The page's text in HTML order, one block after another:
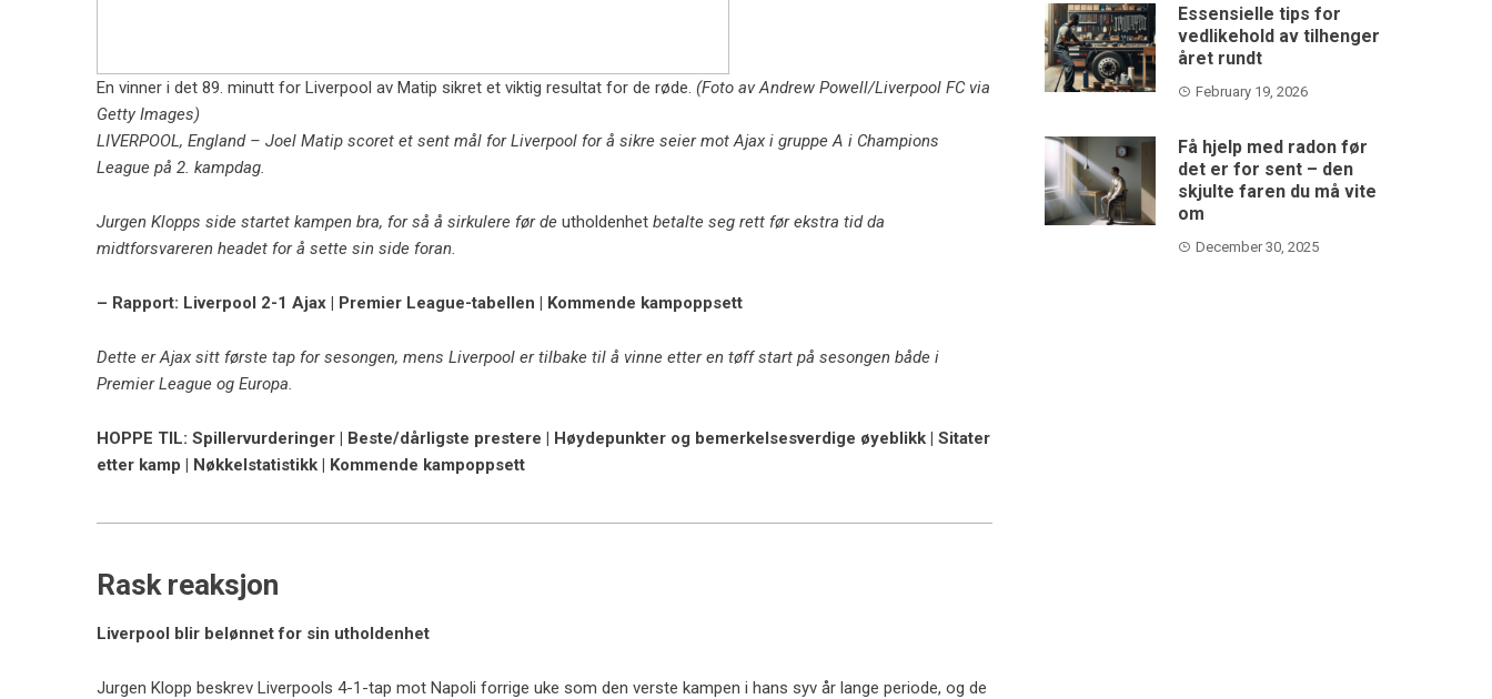
En vinner i det 89. minutt for Liverpool av Matip sikret et viktig resultat for de røde. (Foto av Andrew Powell/Liverpool FC via
Getty Images)
LIVERPOOL, England – Joel Matip scoret et sent mål for Liverpool for å sikre seier mot Ajax i gruppe A i Champions
League på 2. kampdag.
Jurgen Klopps side startet kampen bra, for så å sirkulere før de utholdenhet betalte seg rett før ekstra tid da
midtforsvareren headet for å sette sin side foran.
– Rapport: Liverpool 2-1 Ajax | Premier League-tabellen | Kommende kampoppsett
Dette er Ajax sitt første tap for sesongen, mens Liverpool er tilbake til å vinne etter en tøff start på sesongen både i
Premier League og Europa.
HOPPE TIL: Spillervurderinger | Beste/dårligste prestere | Høydepunkter og bemerkelsesverdige øyeblikk | Sitater
etter kamp | Nøkkelstatistikk | Kommende kampoppsett
Rask reaksjon
Liverpool blir belønnet for sin utholdenhet
Jurgen Klopp beskrev Liverpools 4-1-tap mot Napoli forrige uke som den verste kampen i hans syv år lange periode, og de
Essensielle tips for
vedlikehold av tilhenger
året rundt
February 19, 2026
Få hjelp med radon før
det er for sent – den
skjulte faren du må vite
om
December 30, 2025